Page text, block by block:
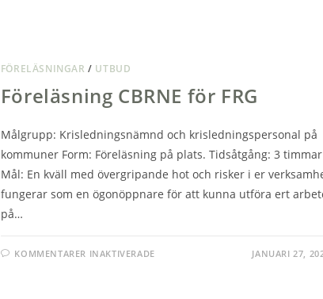
FÖRELÄSNINGAR / UTBUD
Föreläsning CBRNE för FRG
Målgrupp: Krisledningsnämnd och krisledningspersonal på
kommuner Form: Föreläsning på plats. Tidsåtgång: 3 timmar
Mål: En kväll med övergripande hot och risker i er
fungerar som en ögonöppnare för att kunna utföra ert
på…
KOMMENTARER INAKTIVERADEFÖR JANUARI 27,